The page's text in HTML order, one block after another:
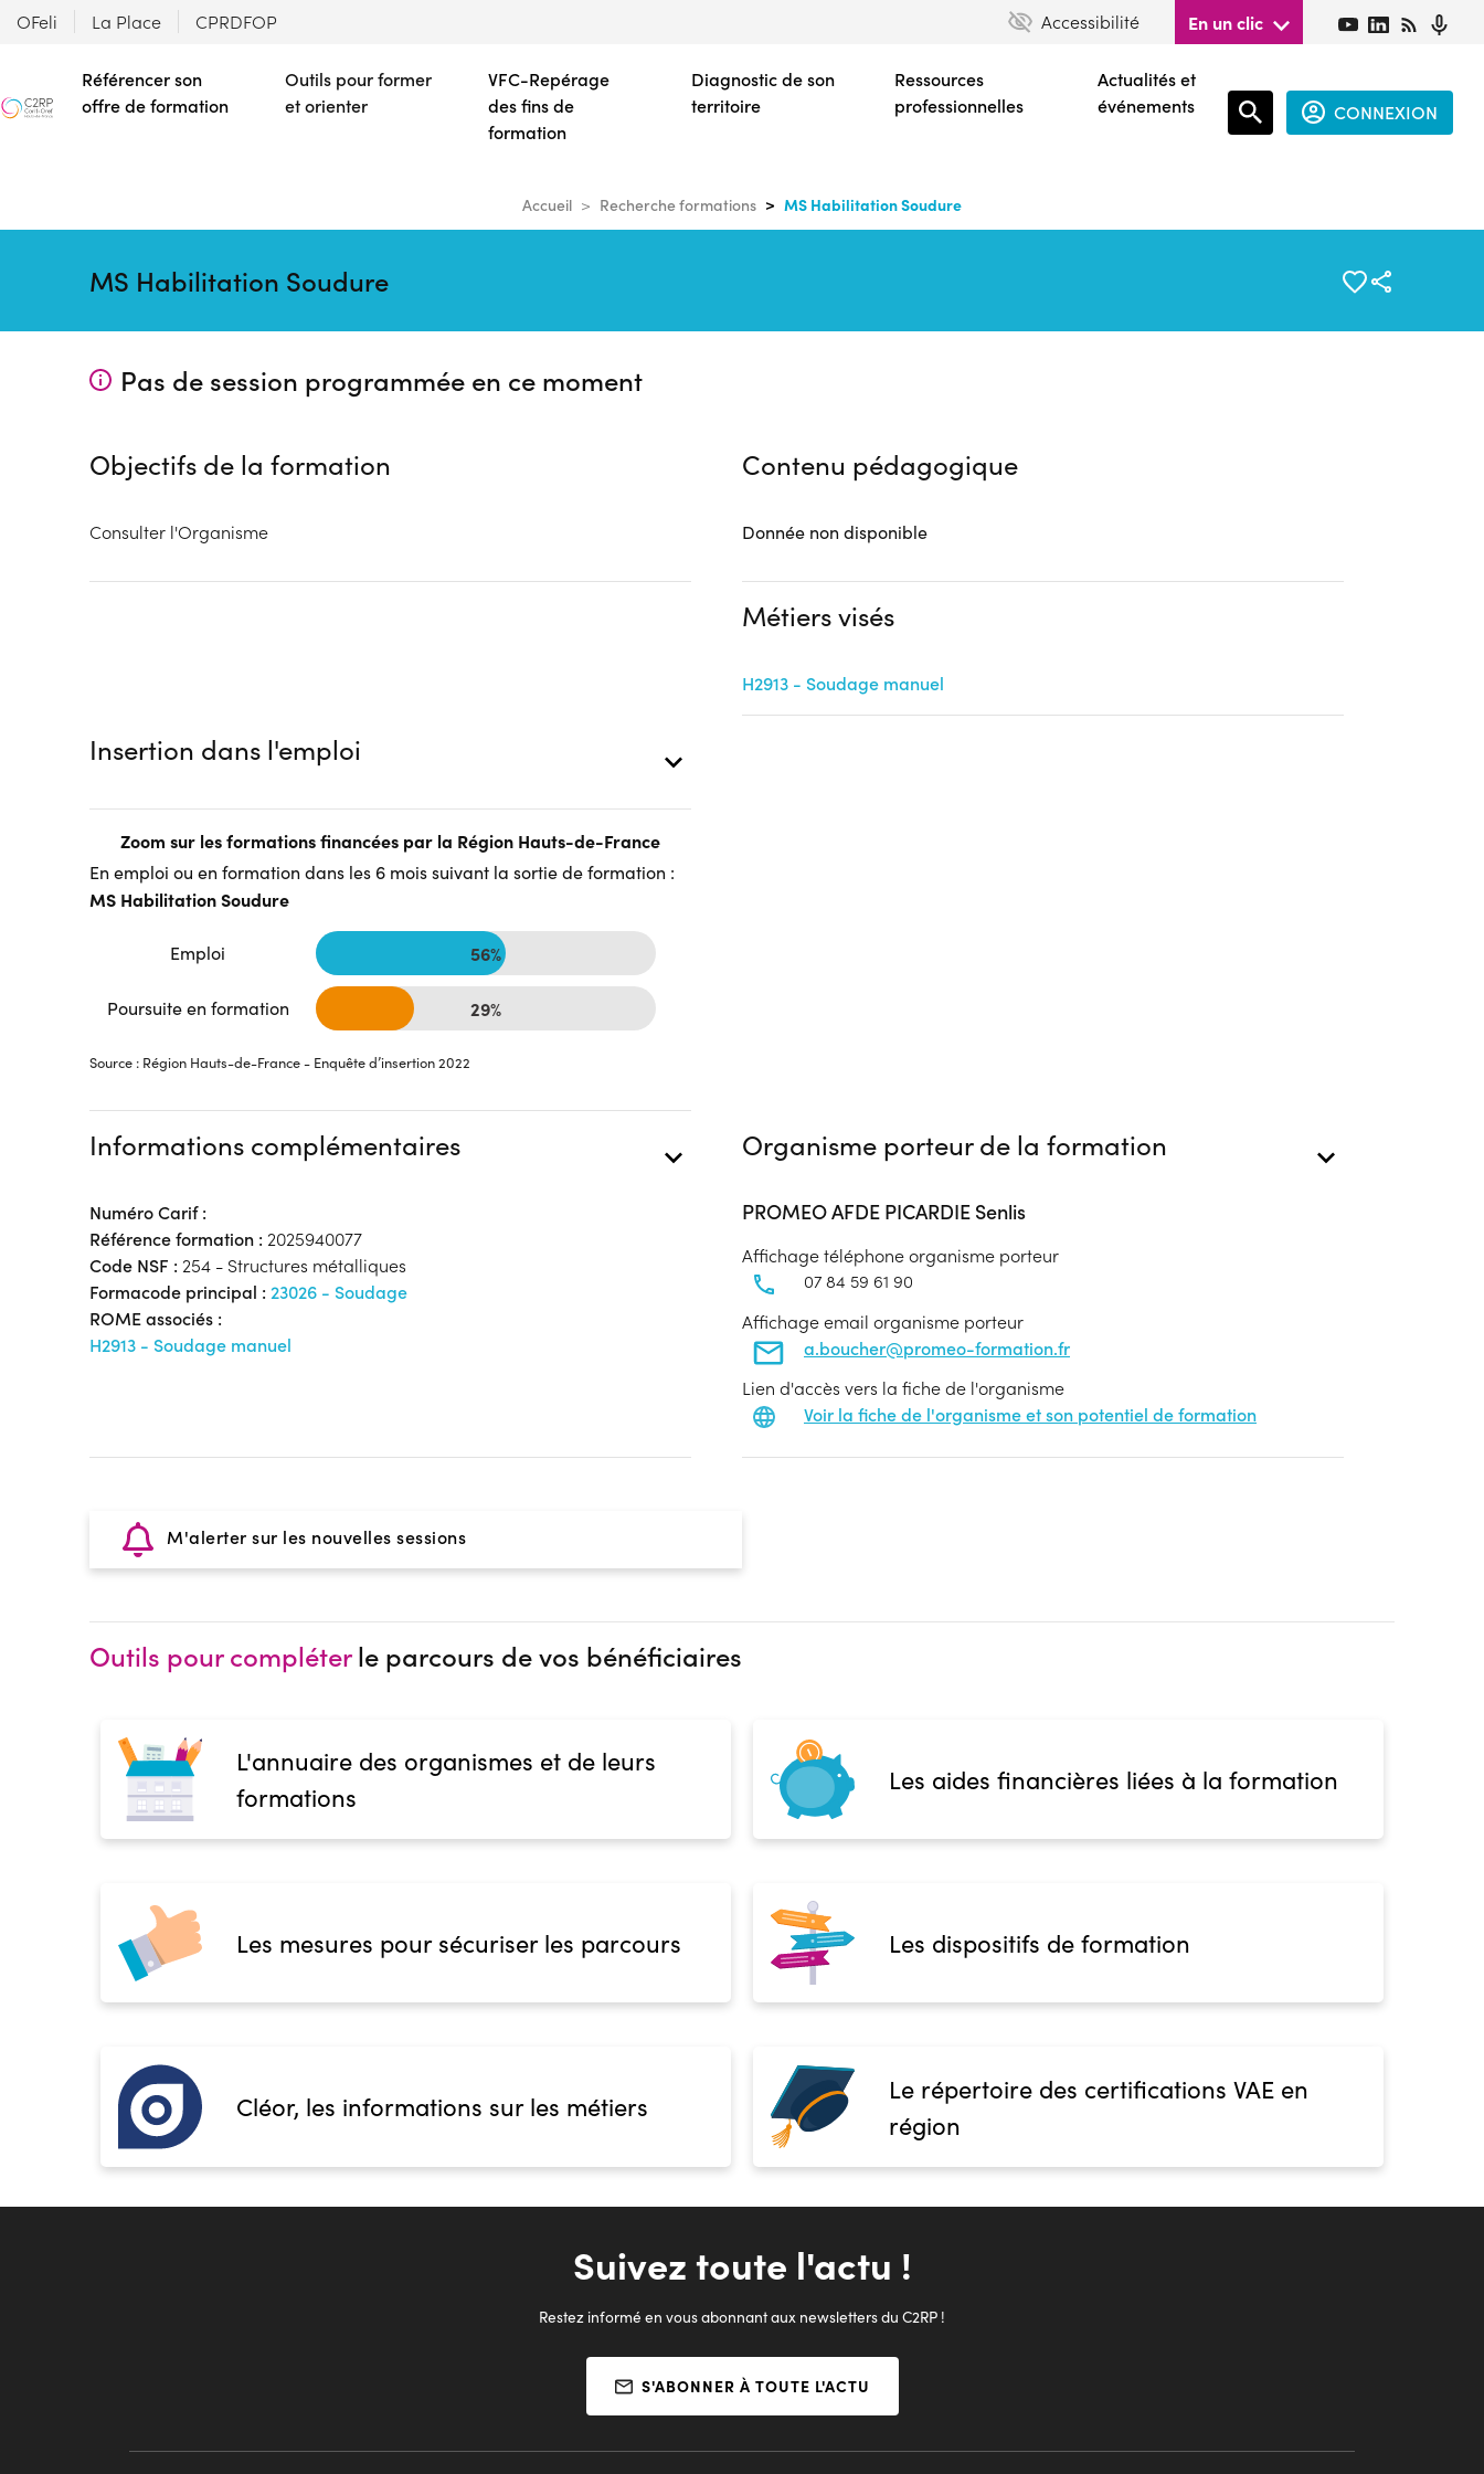
contenu
principal
OFeli La Place CPRDFOP Accessibilité En un clic
Référencer son
offre de formation
Outils pour former
et orienter
VFC-Repérage
des fins de
formation
Diagnostic de son
territoire
Ressources
professionnelles
Actualités et
événements
CONNEXION
Accueil Recherche formations MS Habilitation Soudure
MS Habilitation Soudure
Pas de session programmée en ce moment
Objectifs de la formation
Consulter l'Organisme
Contenu pédagogique
Donnée non disponible
Métiers visés
H2913 - Soudage manuel
Insertion dans l'emploi
Zoom sur les formations financées par la Région Hauts-de-France
En emploi ou en formation dans les 6 mois suivant la sortie de formation :
MS Habilitation Soudure
Emploi 56%
Poursuite en formation 29%
Source : Région Hauts-de-France - Enquête d’insertion 2022
Informations complémentaires
Numéro Carif :
Référence formation : 2025940077
Code NSF : 254 - Structures métalliques
Formacode principal : 23026 - Soudage
ROME associés :
H2913 - Soudage manuel
Organisme porteur de la formation
PROMEO AFDE PICARDIE Senlis
Affichage téléphone organisme porteur
07 84 59 61 90
Affichage email organisme porteur
a.boucher@promeo-formation.fr
Lien d'accès vers la fiche de l'organisme
Voir la fiche de l'organisme et son potentiel de formation
M'alerter sur les nouvelles sessions
Outils pour compléterle parcours de vos bénéficiaires
L'annuaire des organismes et de leurs
formations
Les aides financières liées à la formation
Les mesures pour sécuriser les parcours Les dispositifs de formation
Cléor, les informations sur les métiers
Le répertoire des certifications VAE en
région
Suivez toute l'actu !
Restez informé en vous abonnant aux newsletters du C2RP !
S'ABONNER À TOUTE L'ACTU